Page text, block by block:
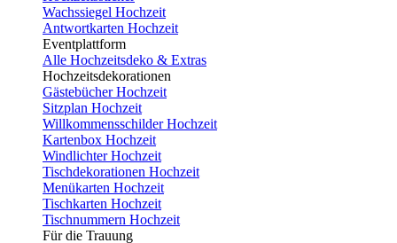
Wachssiegel Hochzeit
Antwortkarten Hochzeit
Eventplattform
Alle Hochzeitsdeko & Extras
Hochzeitsdekorationen
Gästebücher Hochzeit
Sitzplan Hochzeit
Willkommensschilder Hochzeit
Kartenbox Hochzeit
Windlichter Hochzeit
Tischdekorationen Hochzeit
Menükarten Hochzeit
Tischkarten Hochzeit
Tischnummern Hochzeit
Für die Trauung